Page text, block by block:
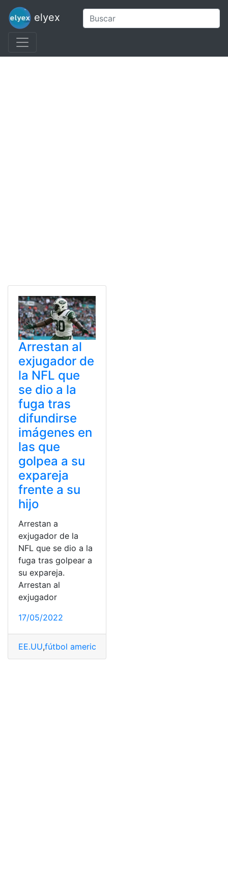
elyex
Arrestan al
exjugador de
la NFL que
se dio a la
fuga tras
difundirse
imágenes en
las que
golpea a su
expareja
frente a su
hijo
Arrestan a
exjugador de la
NFL que se dio a la
fuga tras golpear a
su expareja.
Arrestan al
exjugador
17/05/2022
EE.UU,fútbol americano